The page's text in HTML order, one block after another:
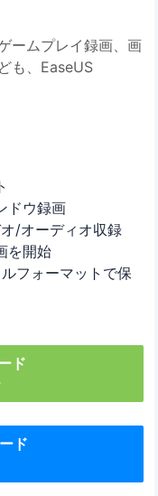
ームプレイ録画、画
も、EaseUS
ドウ録画
/オーディオ収録
を開始
フォーマットで保
ド
ド